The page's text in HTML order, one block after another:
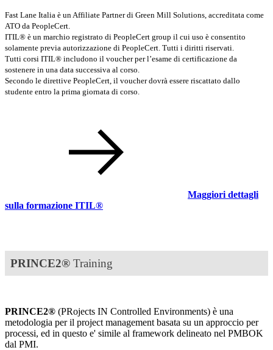
Fast Lane Italia è un Affiliate Partner di Green Mill Solutions, accreditata come
ATO da PeopleCert.
ITIL® è un marchio registrato di PeopleCert group il cui uso è consentito
solamente previa autorizzazione di PeopleCert. Tutti i diritti riservati.
Tutti corsi ITIL® includono il voucher per l’esame di certificazione da
sostenere in una data successiva al corso.
Secondo le direttive PeopleCert, il voucher dovrà essere riscattato dallo
studente entro la prima giornata di corso.
Maggiori dettagli
sulla formazione ITIL®
PRINCE2® Training
PRINCE2® (PRojects IN Controlled Environments) è una
metodologia per il project management basata su un approccio per
processi, ed in questo e' simile al framework delineato nel PMBOK
dal PMI.